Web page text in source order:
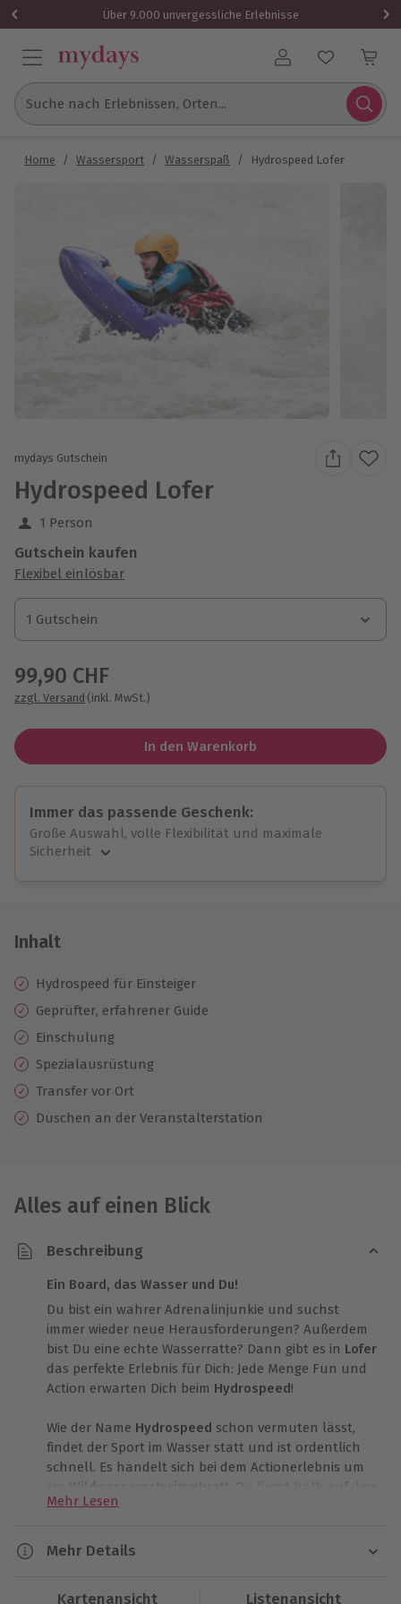
Über 9.000 unvergessliche Erlebnisse
Benutzerkonto
Suche nach Erlebnissen, Orten...
Home / Wassersport / Wasserspaß / Hydrospeed Lofer
mydays Gutschein
Hydrospeed Lofer
1 Person
Gutschein kaufen
Flexibel einlösbar
1 Gutschein
1 Gutschein
1 Gutschein
99,90 CHF
zzgl. Versand (inkl. MwSt.)
In den Warenkorb
Immer das passende Geschenk:
Große Auswahl, volle Flexibilität und maximale
Sicherheit
Jeder Gutschein für alle Erlebnisse einlösbar.
10 Jahre gültig & verlängerbar.
Inhalt
Hydrospeed für Einsteiger
Geprüfter, erfahrener Guide
Einschulung
Spezialausrüstung
Transfer vor Ort
Duschen an der Veranstalterstation
Alles auf einen Blick
Beschreibung
Ein Board, das Wasser und Du!
Du bist ein wahrer Adrenalinjunkie und suchst
immer wieder neue Herausforderungen? Außerdem
bist Du eine echte Wasserratte? Dann gibt es in Lofer
das perfekte Erlebnis für Dich: Jede Menge Fun und
Action erwarten Dich beim Hydrospeed!
Wie der Name Hydrospeed schon vermuten lässt,
findet der Sport im Wasser statt und ist ordentlich
schnell. Es handelt sich bei dem Actionerlebnis um
ein
Wildwasserschwimmbrett
. Du liegst halb auf dem
Board, während Du rasante Wildbäche hinunter
Mehr Lesen
Mehr Details
Kartenansicht Listenansicht